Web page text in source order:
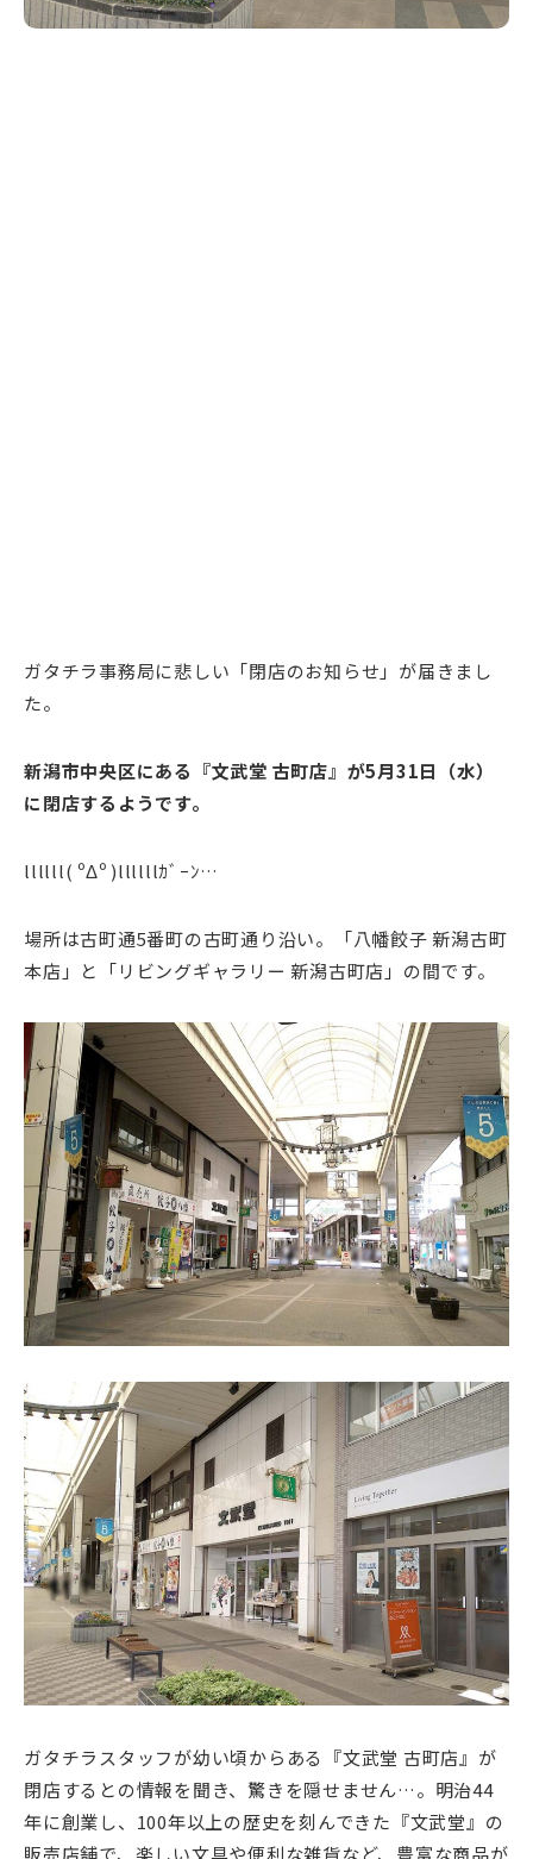
ガタチラ事務局に悲しい「閉店のお知らせ」が届きまし
た。
新潟市中央区にある『文武堂 古町店』が5月31日（水）
に閉店するようです。
llllll( ºΔº )llllllｶﾞｰﾝ…
場所は古町通5番町の古町通り沿い。「八幡餃子 新潟古町
本店」と「リビングギャラリー 新潟古町店」の間です。
ガタチラスタッフが幼い頃からある『文武堂 古町店』が
閉店するとの情報を聞き、驚きを隠せません…。明治44
年に創業し、100年以上の歴史を刻んできた『文武堂』の
販売店舗で、楽しい文具や便利な雑貨など、豊富な商品が